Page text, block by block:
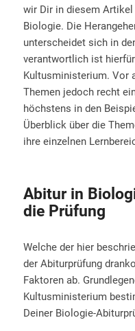
wir Dir in diesem
Biologie. Die
unterscheidet sich in
verantwortlich ist
Kultusministerium. Vor
Themen jedoch recht
höchstens in den
Überblick über die
ihre einzelnen
Abitur in
die Prüfung
Welche der hier
der Abiturprüfung
Faktoren ab.
Kultusministerium
Deiner Biologie-